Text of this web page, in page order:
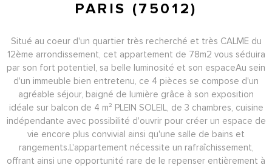
PARIS (75012)
Situé au coeur d'un quartier très recherché et très CALME du
12ème arrondissement, cet appartement de 78m2 vous séduira
par son fort potentiel, sa belle luminosité et son espaceAu sein
d'un immeuble bien entretenu, ce 4 pièces se compose d'un
agréable séjour, baigné de lumière grâce à son exposition
idéale sur balcon de 4 m² PLEIN SOLEIL, de 3 chambres, cuisine
indépendante avec possibilité d'ouvrir pour créer un espace de
vie encore plus convivial ainsi qu'une salle de bains et
rangements.L'appartement nécessite un rafraîchissement,
offrant ainsi une opportunité rare de le repenser entièrement à